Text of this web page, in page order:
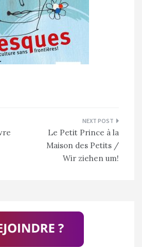
Le Petit Prince à la
Maison des Petits /
Wir ziehen um!